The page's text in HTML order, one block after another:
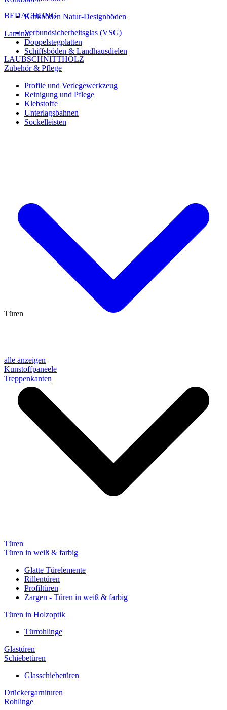
BEDACHUNG
Verbundsicherheitsglas (VSG)
Doppelstegplatten
LAUBSCHNITTHOLZ
Korkböden Natur-Designböden
Laminat
Schiffsböden & Landhausdielen
Zubehör & Pflege
Profile und Verlegewerkzeug
Reinigung und Pflege
Klebstoffe
Unterlagsbahnen
Sockelleisten
alle anzeigen
Kunstoffpaneele
Treppenkanten
Türen
Türen
Türen in weiß & farbig
Glatte Türelemente
Rillentüren
Profiltüren
Zargen - Türen in weiß & farbig
Türen in Holzoptik
Türrohlinge
Glastüren
Schiebetüren
Glasschiebetüren
Drückergarnituren
Rohlinge